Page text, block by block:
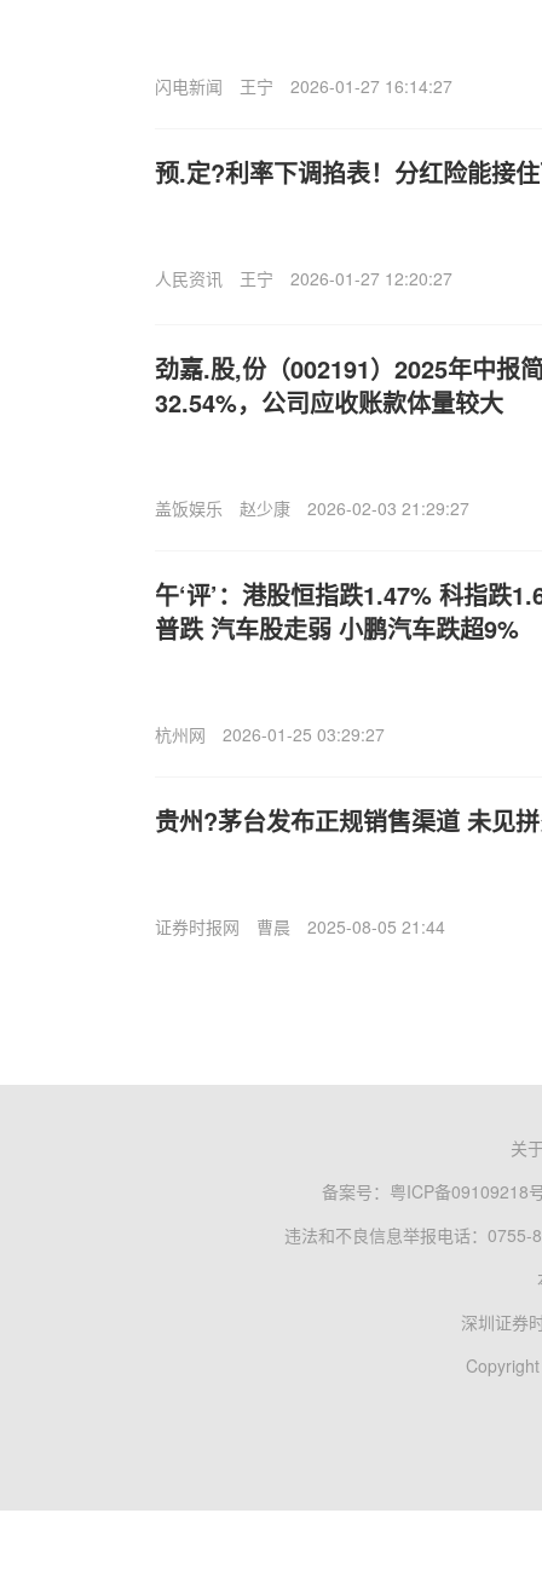
闪电新闻 王宁 2026-01-27 16:14:27
预.定?利率下调掐表！分红险能接
人民资讯 王宁 2026-01-27 12:20:27
劲嘉.股,份（002191）2025年中报
32.54%，公司应收账款体量较大
盖饭娱乐 赵少康 2026-02-03 21:29:27
午‘评’：港股恒指跌1.47% 科指跌
普跌 汽车股走弱 小鹏汽车跌超9%
杭州网 2026-01-25 03:29:27
贵州?茅台发布正规销售渠道 未见
证券时报网 曹晨 2025-08-05 21:44
关
备案号： 粤ICP备09109218
违法和不良信息举报电话：0755-
深圳证券